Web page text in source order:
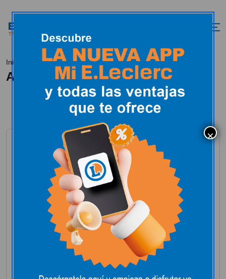
Inicio Actualidad
Actualidad
E.Leclerc en los medios
E.Leclerc muestra su
apoyo en la lucha
contra el cáncer
Con el eslogan #JuntosLoLograremos
E.Leclerc colabora habitualmente con